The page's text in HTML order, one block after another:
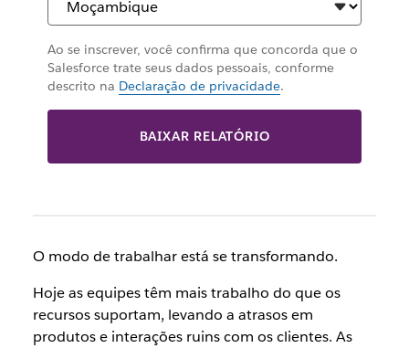
Ao se inscrever, você confirma que concorda que o
Salesforce trate seus dados pessoais, conforme
descrito na Declaração de privacidade.
BAIXAR RELATÓRIO
O modo de trabalhar está se transformando.
Hoje as equipes têm mais trabalho do que os
recursos suportam, levando a atrasos em
produtos e interações ruins com os clientes. As